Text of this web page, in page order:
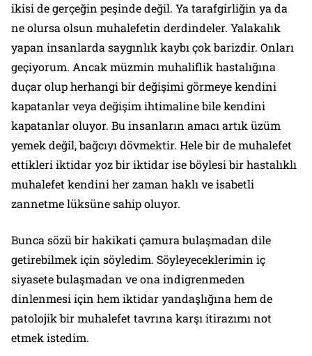
ikisi de gerçeğin peşinde değil. Ya tarafgirliğin ya da
ne olursa olsun muhalefetin derdindeler. Yalakalık
yapan insanlarda saygınlık kaybı çok barizdir. Onları
geçiyorum. Ancak müzmin muhaliflik hastalığına
duçar olup herhangi bir değişimi görmeye kendini
kapatanlar veya değişim ihtimaline bile kendini
kapatanlar oluyor. Bu insanların amacı artık üzüm
yemek değil, bağcıyı dövmektir. Hele bir de muhalefet
ettikleri iktidar yoz bir iktidar ise böylesi bir hastalıklı
muhalefet kendini her zaman haklı ve isabetli
zannetme lüksüne sahip oluyor.
Bunca sözü bir hakikati çamura bulaşmadan dile
getirebilmek için söyledim. Söyleyeceklerimin iç
siyasete bulaşmadan ve ona indigrenmeden
dinlenmesi için hem iktidar yandaşlığına hem de
patolojik bir muhalefet tavrına karşı itirazımı not
etmek istedim.